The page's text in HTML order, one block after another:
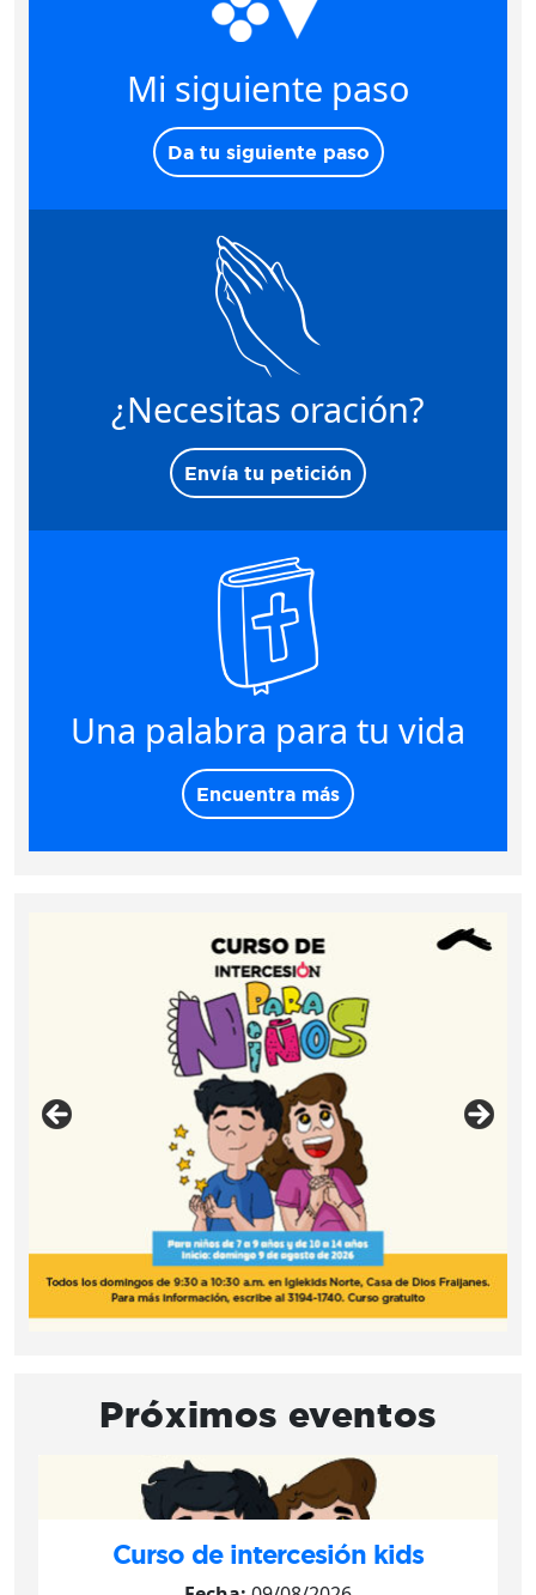
Mi siguiente paso
Da tu siguiente paso
¿Necesitas oración?
Envía tu petición
Una palabra para tu vida
Encuentra más
Próximos eventos
Curso de intercesión kids